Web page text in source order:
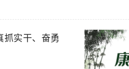
抓实干、奋勇